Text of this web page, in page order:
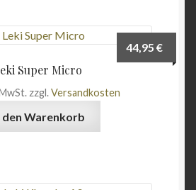
Varianten
können
werden
Super Micro
44,95€
zzgl.Versandkosten
den Warenkorb